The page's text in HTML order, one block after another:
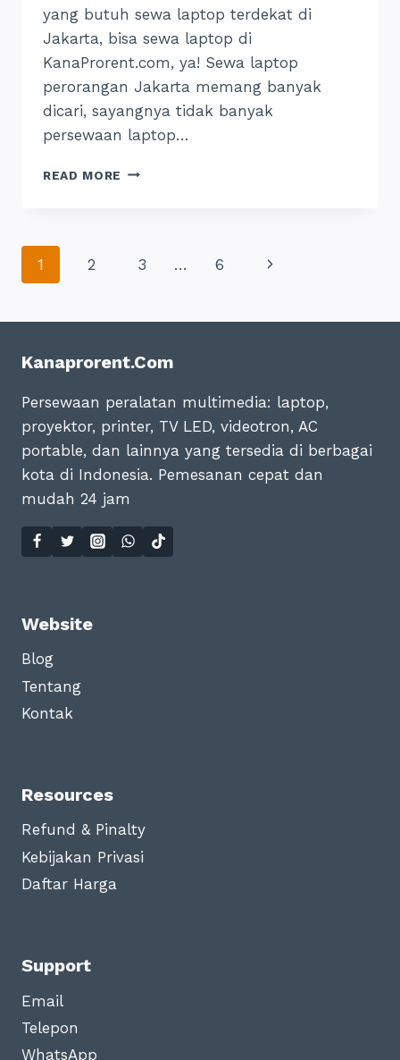
yang butuh sewa laptop terdekat di
Jakarta, bisa sewa laptop di
KanaProrent.com, ya! Sewa laptop
perorangan Jakarta memang banyak
dicari, sayangnya tidak banyak
persewaan laptop…
READ MORE SEWA
SATUAN),
24
Page
1 2 3 … 6
Next
Kanaprorent.com
Persewaan peralatan multimedia: laptop,
proyektor, printer, TV LED, videotron, AC
portable, dan lainnya yang tersedia di berbagai
kota di Indonesia. Pemesanan cepat dan
mudah 24 jam
Website
Blog
Tentang
Kontak
Resources
Refund & Pinalty
Kebijakan Privasi
Daftar Harga
Support
Email
Telepon
WhatsApp